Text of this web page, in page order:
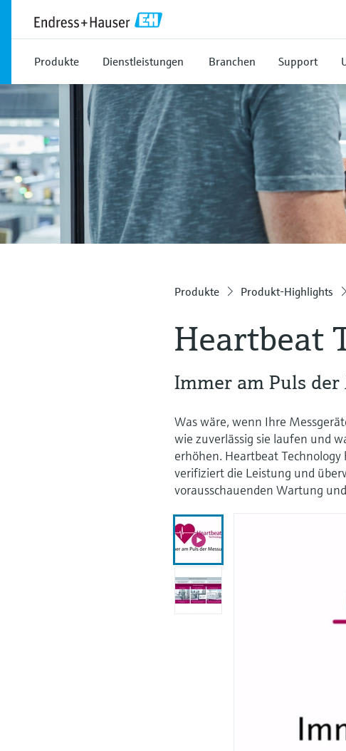
Produkte Dienstleistungen Branchen Support
Produkte Produkt-Highlights
Heartbeat
Immer am Puls der
Was wäre, wenn Ihre
wie zuverlässig sie laufen und
erhöhen. Heartbeat
verifiziert die Leistung und
vorausschauenden Wartung